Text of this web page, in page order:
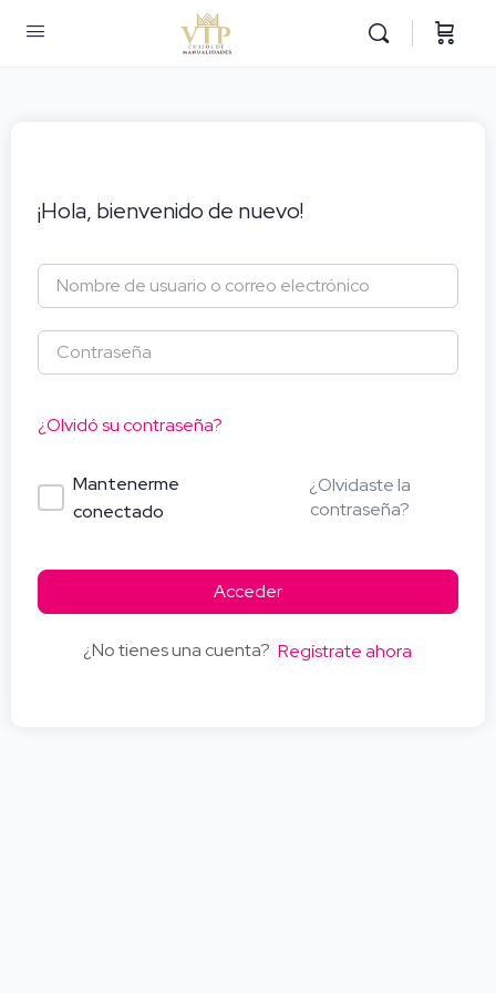
¡Hola, bienvenido de nuevo!
¿Olvidó su contraseña?
Mantenerme
conectado
¿Olvidaste la
contraseña?
Acceder
¿No tienes una cuenta? Regístrate ahora